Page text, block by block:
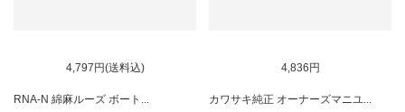
4,797円(送料込)
RNA-N 綿麻ルーズ ボート...
4,836円
カワサキ純正 オーナーズマニユ...